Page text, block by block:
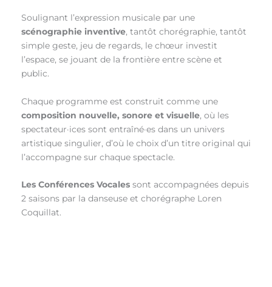
Soulignant l’expression musicale par une
scénographie inventive, tantôt chorégraphie, tantôt
simple geste, jeu de regards, le chœur investit
l’espace, se jouant de la frontière entre scène et
public.
Chaque programme est construit comme une
composition nouvelle, sonore et visuelle, où les
spectateur·ices sont entraîné·es dans un univers
artistique singulier, d’où le choix d’un titre original qui
l’accompagne sur chaque spectacle.
Les Conférences Vocales sont accompagnées depuis
2 saisons par la danseuse et chorégraphe Loren
Coquillat.